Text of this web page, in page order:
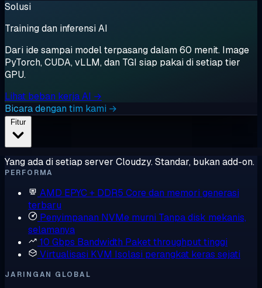
Solusi
Training dan inferensi AI
Dari ide sampai model terpasang dalam 60 menit. Image
PyTorch, CUDA, vLLM, dan TGI siap pakai di setiap tier
GPU.
Lihat beban kerja AI →
Bicara dengan tim kami →
Fitur
Yang ada di setiap server Cloudzy. Standar, bukan add-on.
PERFORMA
AMD EPYC + DDR5 Core dan memori generasi
terbaru
Penyimpanan NVMe murni Tanpa disk mekanis,
selamanya
10 Gbps Bandwidth Paket throughput tinggi
Virtualisasi KVM Isolasi perangkat keras sejati
JARINGAN GLOBAL